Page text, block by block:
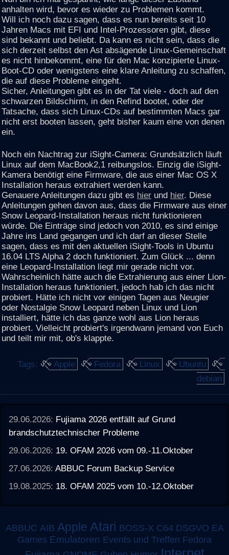
anhalten wird, bevor es wieder zu Problemen kommt.
Will ich noch dazu sagen, dass es nun bereits seit 10
Jahren Macs mit EFI und Intel-Prozessoren gibt, diese
sind bekannt und beliebt. Da kann es nicht sein, dass die
sich derzeit selbst den Ast absägende Linux-Gemeinschaft
es nicht hinbekommt, eine für den Mac konzipierte Linux-
Boot-CD oder wenigstens eine klare Anleitung zu schaffen,
die auf diese Probleme eingeht.
Sicher, Anleitungen gibt es in der Tat viele - doch auf den
schwarzen Bildschirm, in den Refind bootet, oder der
Tatsache, dass sich Linux-CDs auf bestimmten Macs gar
nicht erst booten lassen, geht bisher kaum eine von denen
ein.
Noch ein Nachtrag zur iSight-Camera: Grundsätzlich läuft
Linux auf dem MacBook2,1 reibungslos. Einzig die iSight-
Kamera benötigt eine Firmware, die aus einer Mac OS X
Installation heraus extrahiert werden kann.
Genauere Anleitungen dazu gibt es hier und hier. Diese
Anleitungen gehen davon aus, dass die Firmware aus einer
Snow Leopard-Installation heraus nicht funktionieren
würde. Die Einträge sind jedoch von 2010, es sind einige
Jahre ins Land gegangen und ich darf an dieser Stelle
sagen, dass es mit den aktuellen iSight-Tools in Ubuntu
16.04 LTS Alpha 2 doch funktioniert. Zum Glück ... denn
eine Leopard-Installation liegt mir gerade nicht vor.
Wahrscheinlich hätte auch die Extrahierung aus einer Lion-
Installation heraus funktioniert, jedoch hab ich das nicht
probiert. Hätte ich nicht vor einigen Tagen aus Neugier
oder Nostalgie Snow Leopard neben Linux und Lion
installiert, hätte ich das ganze wohl aus Lion heraus
probiert. Vielleicht probiert's irgendwann jemand von Euch
und teilt mir mit, ob's klappte.
Tags: Apple Fedora Linux
Ubuntu
debian
29.06.2026: Fujiama 2026 entfällt auf Grund
brandschutztechnischer Probleme
29.06.2026: 19. OFAM 2026 vom 09.-11.Oktober
27.06.2026:ABBUC Forum Backup Service
19.08.2025: 18. OFAM 2025 vom 10.-12.Oktober
ABBUC AIB Apple Atari BOSS-X C64 DSGVO EA
Games Emulatoren Events und Treffen Fedora